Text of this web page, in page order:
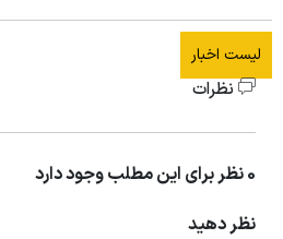
بخش دیالیز
اورژانس
لیست اخبار
نظرات
0 نظر برای این مطلب وجود دارد
نظر دهید